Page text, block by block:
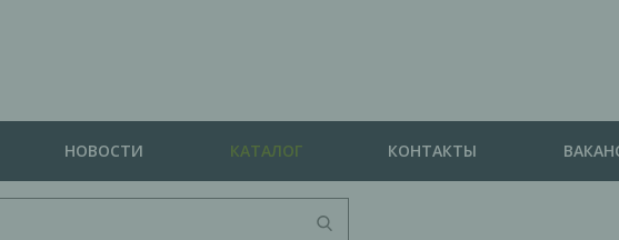
НОВОСТИ КАТАЛОГ КОНТАКТЫ